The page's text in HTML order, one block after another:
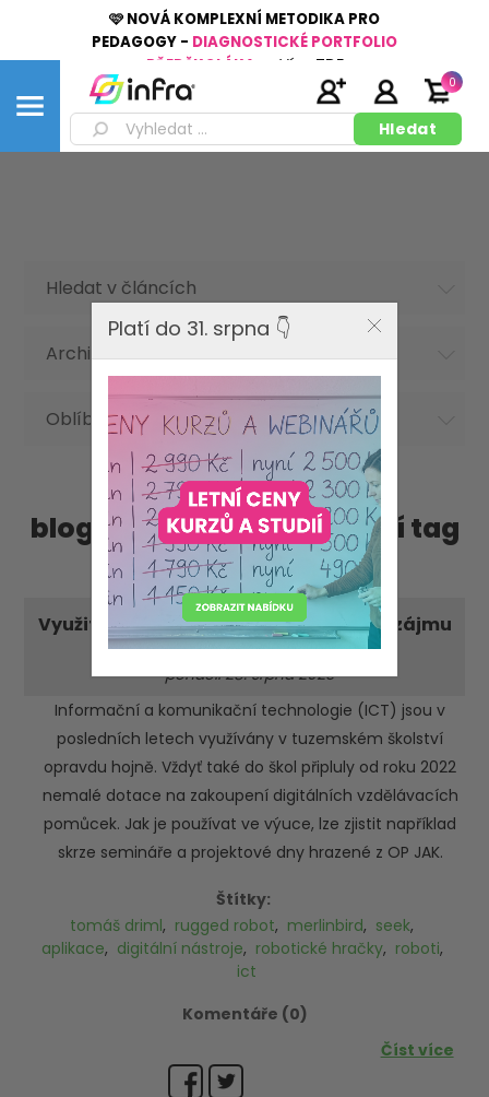
🩷 NOVÁ KOMPLEXNÍ METODIKA PRO
PEDAGOGY - DIAGNOSTICKÉ PORTFOLIO
PŘEDŠKOLÁKA
Více ZDE
0
Hledat v článcích
Archiv článků
Oblíbená hesla
blog příspěvky, obsahující tag
'rugged robot'
Využití digitálních nástrojů k posílení zájmu
o přírodu a její ochranu
-pondělí 28. srpna 2023
Informační a komunikační technologie (ICT) jsou v
posledních letech využívány v tuzemském školství
opravdu hojně. Vždyť také do škol připluly od roku 2022
nemalé dotace na zakoupení digitálních vzdělávacích
pomůcek. Jak je používat ve výuce, lze zjistit například
skrze semináře a projektové dny hrazené z OP JAK.
Štítky:
tomáš driml, rugged robot, merlinbird, seek,
aplikace, digitální nástroje, robotické hračky, roboti,
ict
Komentáře (0)
Číst více
Platí do 31. srpna 👇